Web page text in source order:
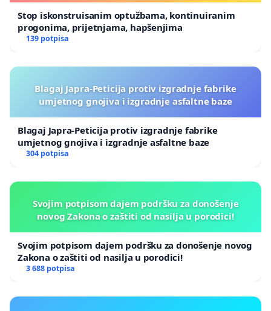
Stop iskonstruisanim optužbama, kontinuiranim
progonima, prijetnjama, hapšenjima
139 potpisa
Blagaj Japra-Peticija protiv izgradnje fabrike
umjetnog gnojiva i izgradnje asfaltne baze
Blagaj Japra-Peticija protiv izgradnje fabrike
umjetnog gnojiva i izgradnje asfaltne baze
304 potpisa
Svojim potpisom dajem podršku za donošenje
novog Zakona o zaštiti od nasilja u porodici!
Svojim potpisom dajem podršku za donošenje novog
Zakona o zaštiti od nasilja u porodici!
3 688 potpisa